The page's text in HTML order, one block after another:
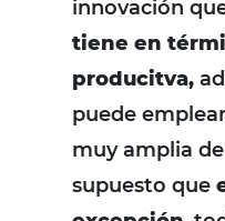
innovación
tiene en
producitva,
puede
muy amplia
supuesto que